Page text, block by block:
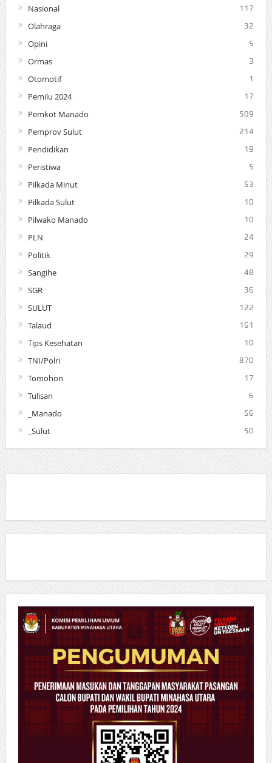
Nasional 117
Olahraga 32
Opini 5
Ormas 3
Otomotif 1
Pemilu 2024 17
Pemkot Manado 509
Pemprov Sulut 214
Pendidikan 19
Peristiwa 5
Pilkada Minut 53
Pilkada Sulut 10
Pilwako Manado 10
PLN 24
Politik 29
Sangihe 48
SGR 36
SULUT 122
Talaud 161
Tips Kesehatan 10
TNI/Polri 870
Tomohon 17
Tulisan 6
_Manado 56
_Sulut 50